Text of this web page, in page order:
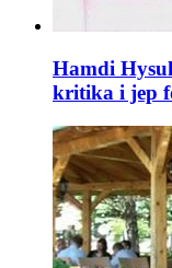
Hamdi
kritika i jep